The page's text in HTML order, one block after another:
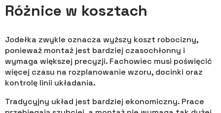
Różnice w kosztach
Jodełka zwykle oznacza wyższy koszt robocizny,
ponieważ montaż jest bardziej czasochłonny i
wymaga większej precyzji. Fachowiec musi poświęcić
więcej czasu na rozplanowanie wzoru, docinki oraz
kontrolę linii układania.
Tradycyjny układ jest bardziej ekonomiczny. Prace